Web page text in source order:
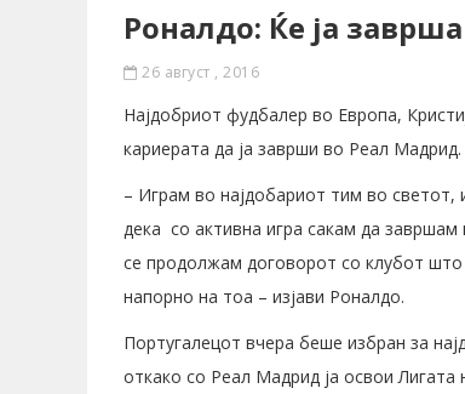
Роналдо: Ќе ја
26 август , 2016
Најдобриот фудбалер во Европа,
кариерата да ја заврши во Реал Мадрид.
– Играм во најдобариот тим во светот,
дека со активна игра сакам да
се продолжам договорот со клубот
напорно на тоа – изјави Роналдо.
Португалецот вчера беше избран за
откако со Реал Мадрид ја освои